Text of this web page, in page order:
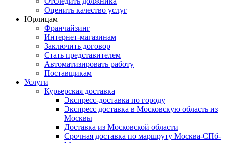
Оценить качество услуг
Юрлицам
Франчайзинг
Интернет-магазинам
Заключить договор
Стать представителем
Автоматизировать работу
Поставщикам
Услуги
Курьерская доставка
Экспресс-доставка по городу
Экспресс доставка в Московскую область из
Москвы
Доставка из Московской области
Срочная доставка по маршруту Москва-СПб-